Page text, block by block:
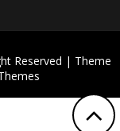
Reserved | Theme